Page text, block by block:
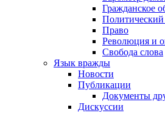
Гражданское
Право
Революция и
Свобода слова
Язык вражды
Новости
Публикации
Документы
Дискуссии